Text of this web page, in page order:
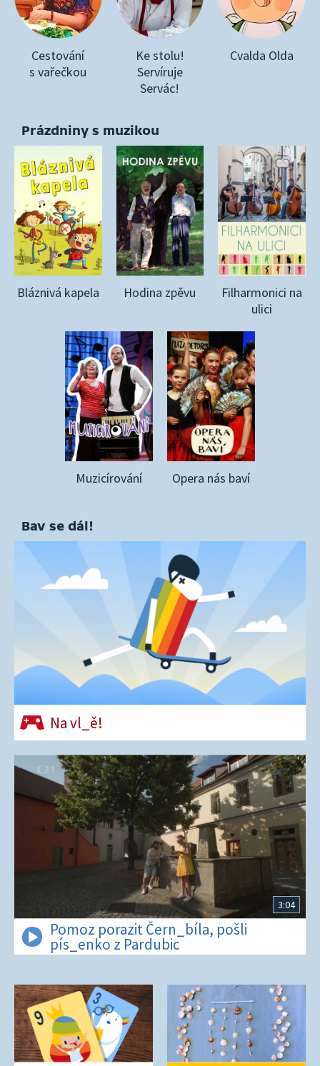
Cestování
s vařečkou
Ke stolu!
Servíruje
Servác!
Cvalda Olda
Prázdniny s muzikou
Bláznivá kapela Hodina zpěvu
Filharmonici na
ulici
Muzicírování Opera nás baví
Bav se dál!
Na vl_ě!
3:04
Pomoz porazit Čern_bíla, pošli
pís_enko z Pardubic